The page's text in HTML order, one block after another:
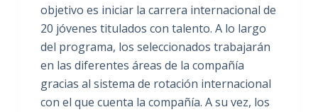
objetivo es iniciar la carrera internacional de
20 jóvenes titulados con talento. A lo largo
del programa, los seleccionados trabajarán
en las diferentes áreas de la compañía
gracias al sistema de rotación internacional
con el que cuenta la compañía. A su vez, los